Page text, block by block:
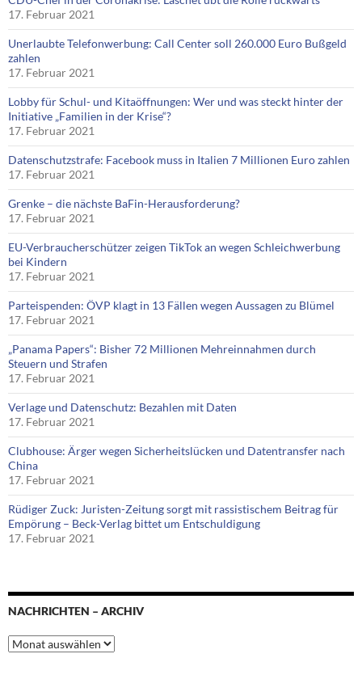
17. Februar 2021
Unerlaubte Telefonwerbung: Call Center soll 260.000 Euro Bußgeld
zahlen
17. Februar 2021
Lobby für Schul- und Kitaöffnungen: Wer und was steckt hinter der
Initiative „Familien in der Krise“?
17. Februar 2021
Datenschutzstrafe: Facebook muss in Italien 7 Millionen Euro zahlen
17. Februar 2021
Grenke – die nächste BaFin-Herausforderung?
17. Februar 2021
EU-Verbraucherschützer zeigen TikTok an wegen Schleichwerbung
bei Kindern
17. Februar 2021
Parteispenden: ÖVP klagt in 13 Fällen wegen Aussagen zu Blümel
17. Februar 2021
„Panama Papers“: Bisher 72 Millionen Mehreinnahmen durch
Steuern und Strafen
17. Februar 2021
Verlage und Datenschutz: Bezahlen mit Daten
17. Februar 2021
Clubhouse: Ärger wegen Sicherheitslücken und Datentransfer nach
China
17. Februar 2021
Rüdiger Zuck: Juristen-Zeitung sorgt mit rassistischem Beitrag für
Empörung – Beck-Verlag bittet um Entschuldigung
17. Februar 2021
NACHRICHTEN – ARCHIV
Nachrichten
–